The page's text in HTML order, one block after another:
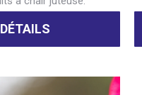
DÉTAILS